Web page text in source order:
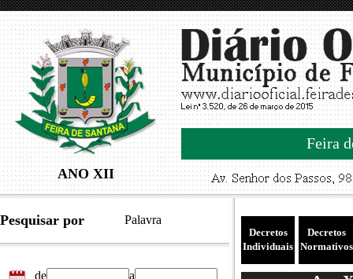
ANO XII
Feira
Pesquisar por Palavra
de a
Decretos
Individuais
Decretos
Normativos